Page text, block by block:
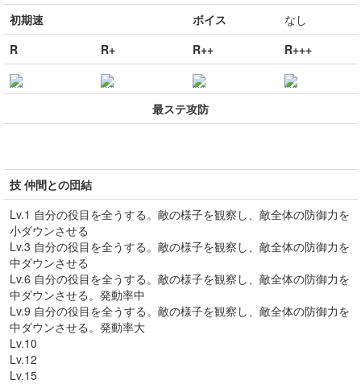
初期速
ボイス
なし
R
R+ R++ R+++
最ステ攻防
技 仲間との団結
Lv.1 自分の役目を全うする。敵の様子を観察し、敵全体の防御力を
小ダウンさせる
Lv.3 自分の役目を全うする。敵の様子を観察し、敵全体の防御力を
中ダウンさせる
Lv.6 自分の役目を全うする。敵の様子を観察し、敵全体の防御力を
中ダウンさせる。発動率中
Lv.9 自分の役目を全うする。敵の様子を観察し、敵全体の防御力を
中ダウンさせる。発動率大
Lv.10
Lv.12
Lv.15